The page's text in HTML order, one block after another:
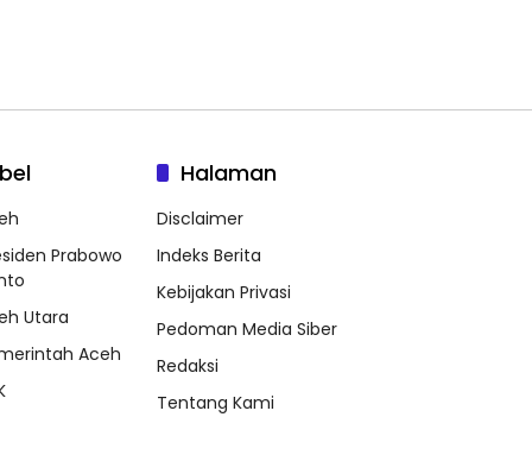
Prabowo
Utara
Aceh
Halaman
Disclaimer
Indeks Berita
Kebijakan Privasi
Pedoman Media Siber
Redaksi
Tentang Kami